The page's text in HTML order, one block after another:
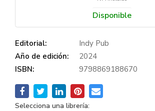
Disponible
Editorial:
Indy Pub
Año de edición:
2024
ISBN:
9798869188670
Selecciona una librería: